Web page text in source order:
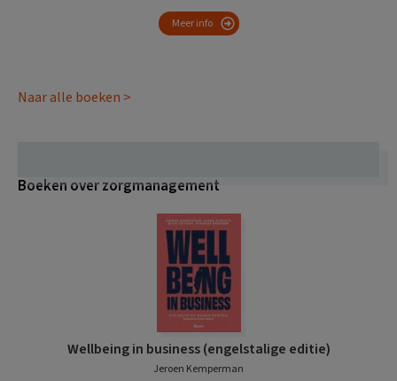
Meer info
Naar alle boeken >
Boeken over zorgmanagement
Wellbeing in business (engelstalige editie)
Jeroen Kemperman